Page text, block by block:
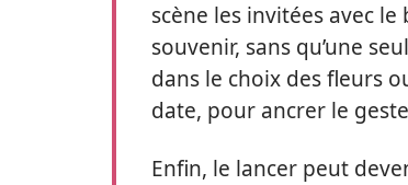
scène les invitées avec
souvenir, sans qu’une
dans le choix des fleurs
date, pour ancrer le
Enfin, le lancer peut